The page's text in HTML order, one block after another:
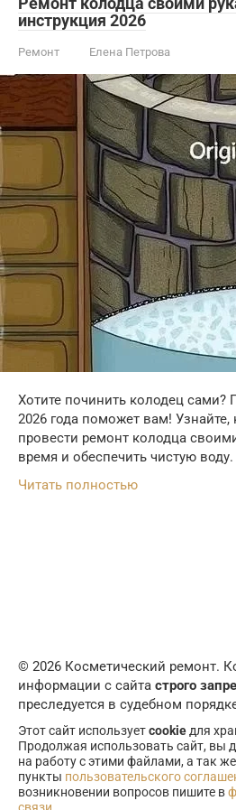
инструкция 2026
Ремонт Елена Петрова
Хотите починить колодец сами?
2026 года поможет вам! Узнайте,
провести ремонт колодца
время и обеспечить чистую воду.
Читать полностью
© 2026 Косметический ремонт.
информации с сайта строго
преследуется в судебном
Этот сайт используетcookie для
Продолжая использовать сайт, вы
на работу с этими файлами, а так
пункты пользовательского
возникновении вопросов пишите в